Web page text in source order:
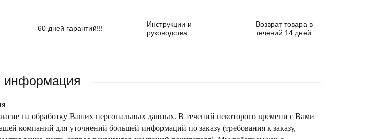
60 дней гарантий!!!
Инструкции и
руководства
Возврат товара в
течений 14 дней
информация
на обработку Ваших персональных данных. В течений некоторого времени с Вами
компаний для уточнений большей информаций по заказу (требования к заказу,